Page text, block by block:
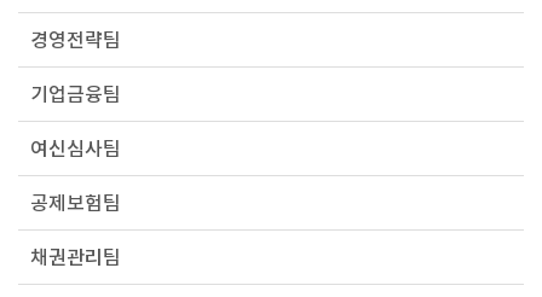
경영전략팀
기업금융팀
여신심사팀
공제보험팀
채권관리팀